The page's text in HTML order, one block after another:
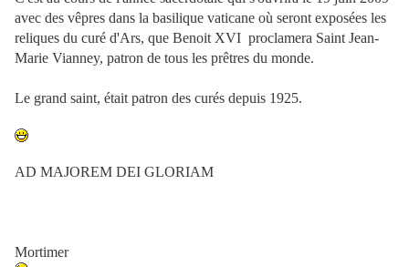
avec des vêpres dans la basilique vaticane où seront exposées les
reliques du curé d'Ars, que Benoit XVI proclamera Saint Jean-
Marie Vianney, patron de tous les prêtres du monde.
Le grand saint, était patron des curés depuis 1925.
AD MAJOREM DEI GLORIAM
Mortimer